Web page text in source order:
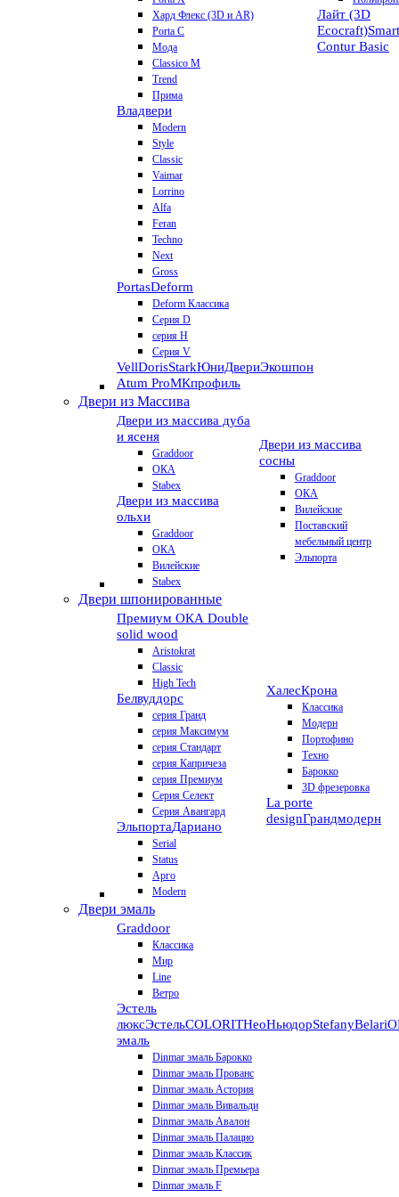
Хард Флекс (3D и AR)
Porta C
Мода
Classico M
Trend
Прима
Владвери
Modern
Style
Classic
Vaimar
Lorrino
Alfa
Feran
Techno
Next
Gross
PortasDeform
Deform Классика
Серия D
серия H
Серия V
VellDorisStarkЮниДвериЭкошпон
Atum ProМКпрофиль
Лайт (3D
Ecocraft)Smart
Contur Basic
Двери из Массива
Двери из массива дуба
и ясеня
Graddoor
ОКА
Stabex
Двери из массива
ольхи
Graddoor
ОКА
Вилейские
Stabex
Двери из массива
сосны
Graddoor
ОКА
Вилейские
Поставский
мебельный центр
Эльпорта
Двери шпонированные
Премиум ОКА Double
solid wood
Aristokrat
Classic
High Tech
Белвуддорс
серия Гранд
серия Максимум
серия Стандарт
серия Капричеза
серия Премиум
Серия Селект
Серия Авангард
ЭльпортаДариано
Serial
Status
Арго
Modern
ХалесКрона
Классика
Модерн
Портофино
Техно
Барокко
3D фрезеровка
La porte
designГрандмодерн
Двери эмаль
Graddoor
Классика
Мир
Line
Ветро
Эстель
люксЭстельCOLORITНеоНьюдорStefanyBelari
эмаль
Dinmar эмаль Барокко
Dinmar эмаль Прованс
Dinmar эмаль Астория
Dinmar эмаль Вивальди
Dinmar эмаль Авалон
Dinmar эмаль Палацио
Dinmar эмаль Классик
Dinmar эмаль Премьера
Dinmar эмаль F